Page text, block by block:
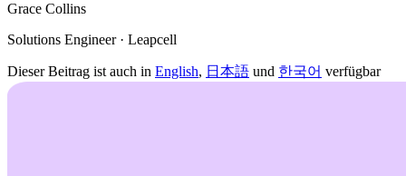
Grace Collins
Solutions Engineer · Leapcell
Dieser Beitrag ist auch in English, 日本語 und 한국어 verfügbar